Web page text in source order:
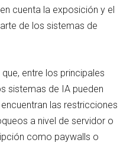
cuenta la exposición y el
de los sistemas de
entre los principales
sistemas de IA pueden
las restricciones
a nivel de servidor o
como paywalls o